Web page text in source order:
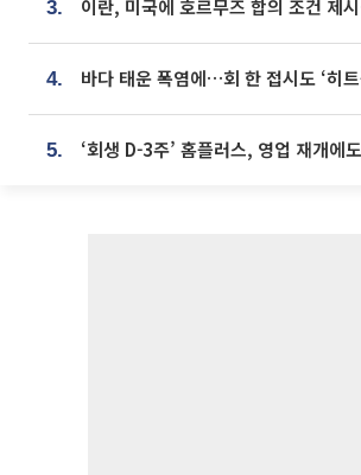
3.
4. 바다 태운 폭염에…회 한 접시도 ‘히
5.